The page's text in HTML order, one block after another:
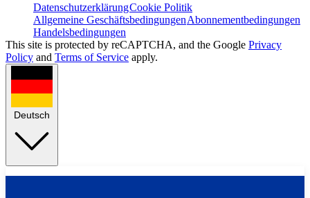
DatenschutzerklärungCookie Politik
Allgemeine GeschäftsbedingungenAbonnementbedingungen
Handelsbedingungen
This site is protected by reCAPTCHA, and the Google Privacy
Policy and Terms of Service apply.
Deutsch